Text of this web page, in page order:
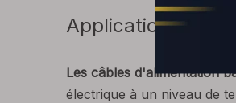
Applications de
Les câbles d'alimentation
électrique à un niveau de